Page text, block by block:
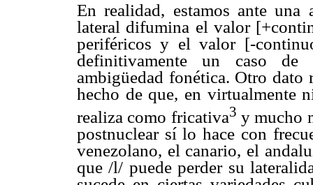
En realidad, estamos ante
lateral difumina el valor
periféricos y el valor [-
definitivamente un caso de
ambigüedad fonética. Otro dato
hecho de que, en virtualmente
realiza como fricativa3 y mucho
postnuclear sí lo hace con
venezolano, el canario, el
que /l/ puede perder su